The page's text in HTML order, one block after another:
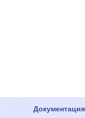
Документация